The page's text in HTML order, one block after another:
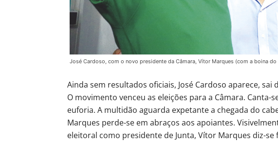
José Cardoso, com o novo presidente da Câmara, Vítor Marques (com a boina do
Ainda sem resultados oficiais, José Cardoso aparece,
O movimento venceu as eleições para a Câmara. Canta-
euforia. A multidão aguarda expetante a chegada do
Marques perde-se em abraços aos apoiantes.
eleitoral como presidente de Junta, Vítor Marques diz-se